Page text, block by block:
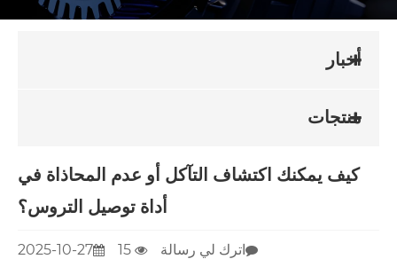
أخبار
منتجات
كيف يمكنك اكتشاف التآكل أو عدم المحاذاة في
أداة توصيل التروس؟
2025-10-27
اترك لي رسالة